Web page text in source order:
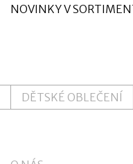
NOVINKY V
DĚTSKÉ OBLEČENÍ